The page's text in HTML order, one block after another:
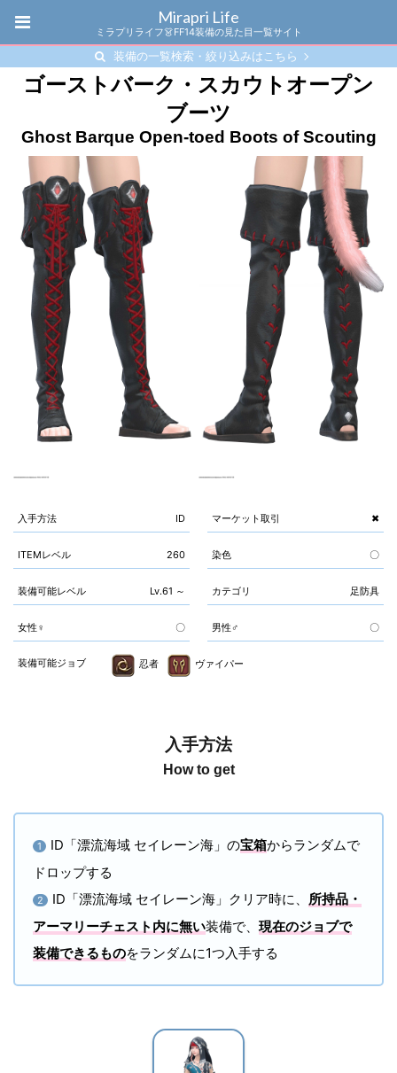
Mirapri Life
ミラプリライフ👗FF14装備の見た目一覧サイト
装備の一覧検索・絞り込みはこちら
ゴーストバーク・スカウトオープン
ブーツ
Ghost Barque Open-toed Boots of Scouting
入手方法 ID マーケット取引 ✖
ITEMレベル 260 染色 〇
装備可能レベル Lv.61 ～ カテゴリ 足防具
女性♀ 〇 男性♂ 〇
装備可能ジョブ 忍者 ヴァイパー
入手方法
How to get
1 ID「漂流海域 セイレーン海」の宝箱からランダムで
ドロップする
2 ID「漂流海域 セイレーン海」クリア時に、 所持品・
アーマリーチェスト内に無い装備で、 現在のジョブで
装備できるものをランダムに1つ入手する